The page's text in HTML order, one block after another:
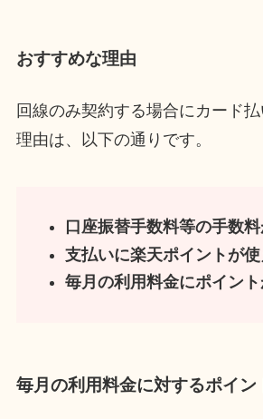
おすすめな理由
回線のみ契約する場合にカード
理由は、以下の通りです。
口座振替手数料等の手数
支払いに楽天ポイントが
毎月の利用料金にポイン
毎月の利用料金に対するポイン